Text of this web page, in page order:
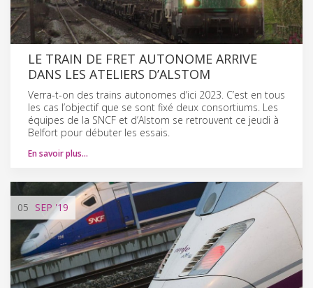
LE TRAIN DE FRET AUTONOME ARRIVE
DANS LES ATELIERS D’ALSTOM
Verra-t-on des trains autonomes d’ici 2023. C’est en tous
les cas l’objectif que se sont fixé deux consortiums. Les
équipes de la SNCF et d’Alstom se retrouvent ce jeudi à
Belfort pour débuter les essais.
En savoir plus…
05 SEP '19